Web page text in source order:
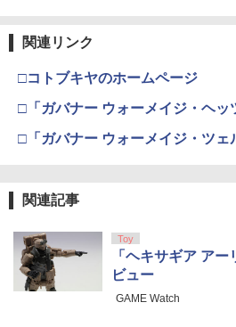
4
TAMASHII
ツ 攻殻機動隊
LL 草薙素子 約
装済み可動フィ
ックス フィギ
ション 塗装済
分け済みプラモ
￥4,450
￥3,782
4
￥4,761
型用接着剤
￥184
関連リンク
□コトブキヤのホームページ
□「ガバナー ウォーメイジ・ヘッ
□「ガバナー ウォーメイジ・ツェ
関連記事
Toy
「ヘキサギア ア
ビュー
GAME Watch